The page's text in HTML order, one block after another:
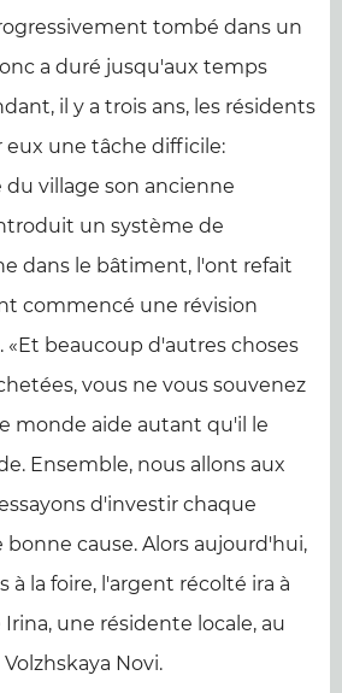
tombé dans un
a duré jusqu'aux temps
il y a trois ans, les résidents
eux une tâche difficile:
du village son ancienne
un système de
dans le bâtiment, l'ont refait
commencé une révision
«Et beaucoup d'autres choses
vous ne vous souvenez
monde aide autant qu'il le
Ensemble, nous allons aux
d'investir chaque
cause. Alors aujourd'hui,
à la foire, l'argent récolté ira à
Irina, une résidente locale, au
Novi.